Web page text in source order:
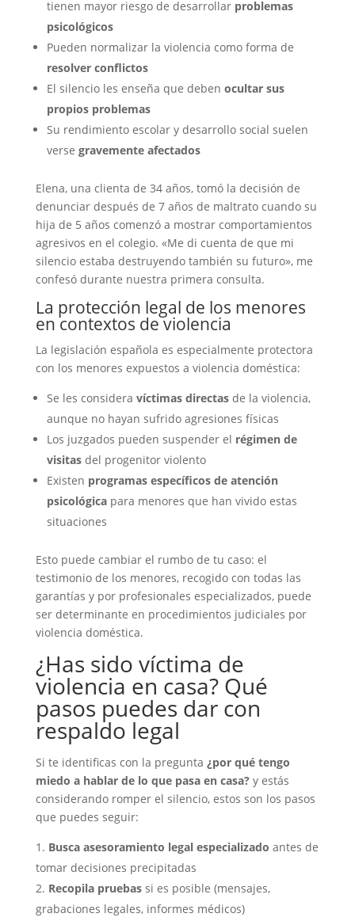
tienen mayor riesgo de desarrollar problemas
psicológicos
Pueden normalizar la violencia como forma de
resolver conflictos
El silencio les enseña que deben ocultar sus
propios problemas
Su rendimiento escolar y desarrollo social suelen
verse gravemente afectados
Elena, una clienta de 34 años, tomó la decisión de
denunciar después de 7 años de maltrato cuando su
hija de 5 años comenzó a mostrar comportamientos
agresivos en el colegio. «Me di cuenta de que mi
silencio estaba destruyendo también su futuro», me
confesó durante nuestra primera consulta.
La protección legal de los menores
en contextos de violencia
La legislación española es especialmente protectora
con los menores expuestos a violencia doméstica:
Se les considera víctimas directasde la violencia,
aunque no hayan sufrido agresiones físicas
Los juzgados pueden suspender el régimen de
visitasdel progenitor violento
Existen programas específicos de atención
psicológicapara menores que han vivido estas
situaciones
Esto puede cambiar el rumbo de tu caso: el
testimonio de los menores, recogido con todas las
garantías y por profesionales especializados, puede
ser determinante en procedimientos judiciales por
violencia doméstica.
¿Has sido víctima de
violencia en casa? Qué
pasos puedes dar con
respaldo legal
Si te identificas con la pregunta ¿por qué tengo
miedo a hablar de lo que pasa en casa?y estás
considerando romper el silencio, estos son los pasos
que puedes seguir:
Busca asesoramiento legal especializado antes de
tomar decisiones precipitadas
Recopila pruebassi es posible (mensajes,
grabaciones legales, informes médicos)